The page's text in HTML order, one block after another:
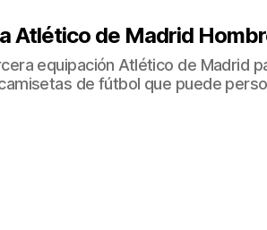
Atlético de Madrid
equipación Atlético de Madrid
de fútbol que puede